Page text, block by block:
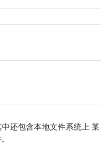
中还包含本地文件系统上 某